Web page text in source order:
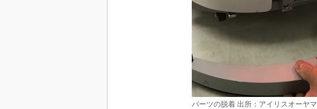
パーツの脱着 出所：アイリスオーヤマ